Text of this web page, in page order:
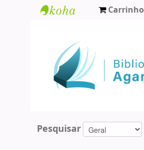
Agamenon
Magalhães
Carrinho
Pesquisar